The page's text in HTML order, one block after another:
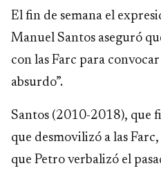
El fin de semana el
Manuel Santos aseguró
con las Farc para
absurdo”.
Santos (2010-2018), que
que desmovilizó a las
que Petro verbalizó el